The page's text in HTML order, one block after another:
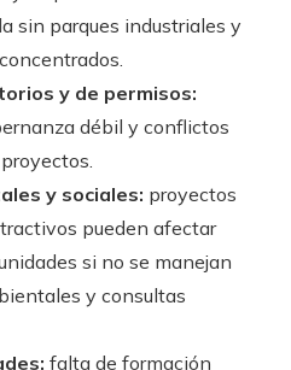
sin parques industriales y
y de permisos:
débil y conflictos
y sociales: proyectos
pueden afectar
si no se manejan
y consultas
falta de formación